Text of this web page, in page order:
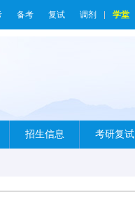
备考 复试 调剂 学堂
招生信息 考研复试